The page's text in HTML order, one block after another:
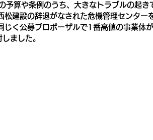
算や条例のうち、大きなトラブルの起き
松建設の辞退がなされた危機管理センター
じく公募プロポーザルで1番高値の事業体
ました。